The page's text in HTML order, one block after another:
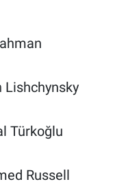
Lishchynsky
Türkoğlu
Russell